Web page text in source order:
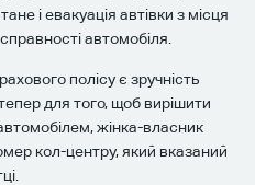
і евакуація автівки з місця
автомобіля.
полісу є зручність
для того, щоб вирішити
жінка-власник
кол-центру, який вказаний